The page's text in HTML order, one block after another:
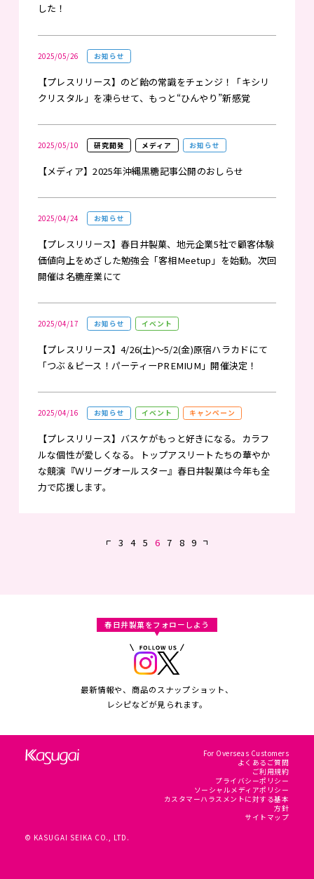
した！
2025/05/26 お知らせ
【プレスリリース】のど飴の常識をチェンジ！「キシリ
クリスタル」を凍らせて、もっと“ひんやり”新感覚
2025/05/10 研究開発 メディア お知らせ
【メディア】2025年沖縄黒糖記事公開のおしらせ
2025/04/24 お知らせ
【プレスリリース】春日井製菓、地元企業5社で顧客体験
価値向上をめざした勉強会「客相Meetup」を始動。次回
開催は名糖産業にて
2025/04/17 お知らせ イベント
【プレスリリース】4/26(土)～5/2(金)原宿ハラカドにて
「つぶ＆ピース！パーティーPREMIUM」開催決定！
2025/04/16 お知らせ イベント キャンペーン
【プレスリリース】バスケがもっと好きになる。カラフ
ルな個性が愛しくなる。トップアスリートたちの華やか
な競演『Ｗリーグオールスター』春日井製菓は今年も全
力で応援します。
« 3 4 5 6 7 8 9 »
春日井製菓をフォローしよう
最新情報や、商品のスナップショット、
レシピなどが見られます。
© KASUGAI SEIKA CO., LTD.
For Overseas Customers
よくあるご質問
ご利用規約
プライバシーポリシー
ソーシャルメディアポリシー
カスタマーハラスメントに対する基本
方針
サイトマップ